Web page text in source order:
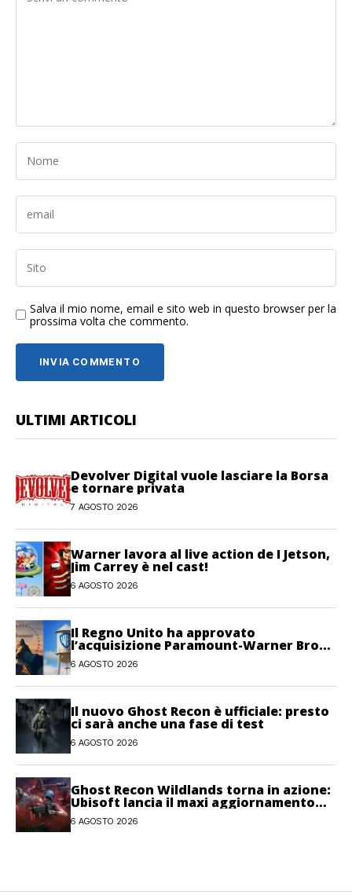
Salva il mio nome, email e sito web in questo browser per la
prossima volta che commento.
ULTIMI ARTICOLI
Devolver Digital vuole lasciare la Borsa
e tornare privata
7 AGOSTO 2026
Warner lavora al live action de I Jetson,
Jim Carrey è nel cast!
6 AGOSTO 2026
Il Regno Unito ha approvato
l’acquisizione Paramount-Warner Bros
Discovery
6 AGOSTO 2026
Il nuovo Ghost Recon è ufficiale: presto
ci sarà anche una fase di test
6 AGOSTO 2026
Ghost Recon Wildlands torna in azione:
Ubisoft lancia il maxi aggiornamento
gratuito Last Rites
6 AGOSTO 2026